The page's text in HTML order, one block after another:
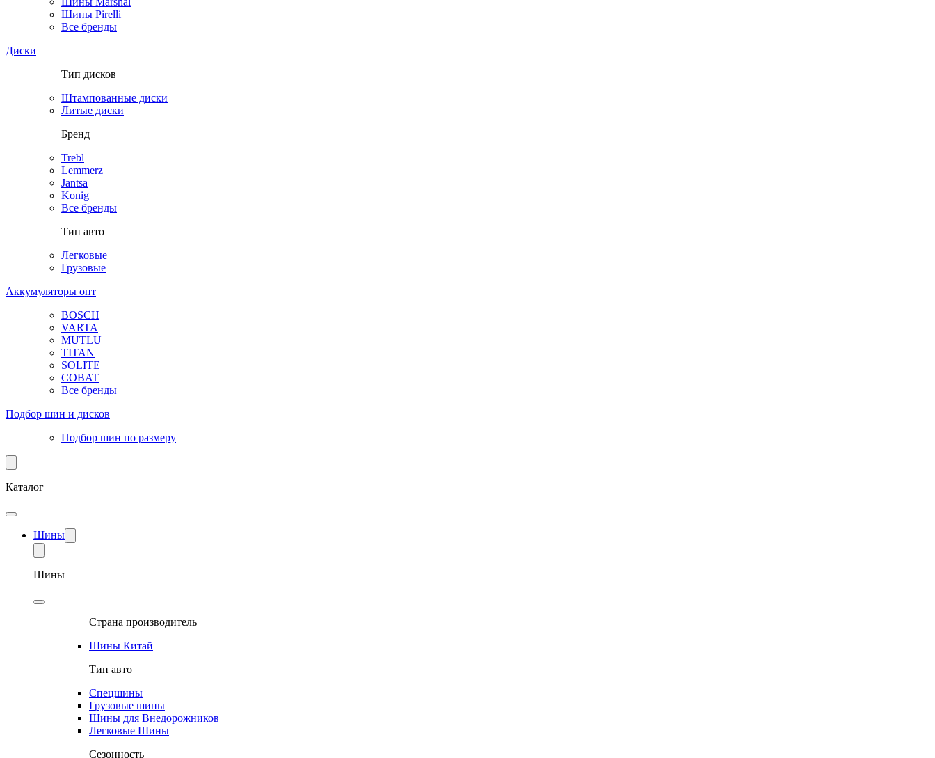
Шины Pirelli
Все бренды
Диски
Тип дисков
Штампованные диски
Литые диски
Бренд
Trebl
Lemmerz
Jantsa
Konig
Все бренды
Тип авто
Легковые
Грузовые
Аккумуляторы опт
BOSCH
VARTA
MUTLU
TITAN
SOLITE
COBAT
Все бренды
Подбор шин и дисков
Подбор шин по размеру
Каталог
Шины
Шины
Страна производитель
Шины Китай
Тип авто
Спецшины
Грузовые шины
Шины для Внедорожников
Легковые Шины
Сезонность